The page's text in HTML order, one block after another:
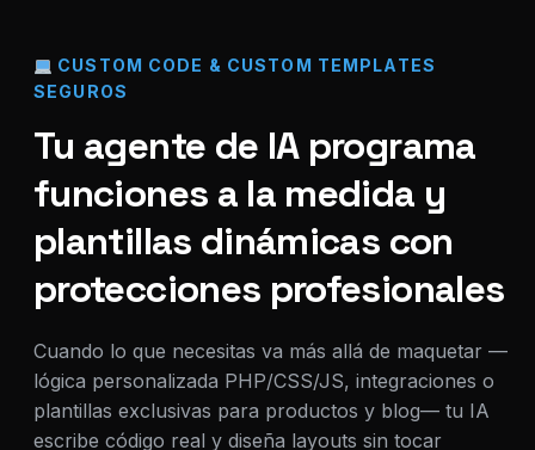
CUSTOM CODE & CUSTOM TEMPLATES
SEGUROS
Tu agente de IA programa
funciones a la medida y
plantillas dinámicas con
protecciones profesionales
Cuando lo que necesitas va más allá de maquetar —
lógica personalizada PHP/CSS/JS, integraciones o
plantillas exclusivas para productos y blog— tu IA
escribe código real y diseña layouts sin tocar